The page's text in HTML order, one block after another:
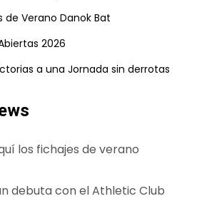
Verano Danok Bat
2026
a una Jornada sin derrotas
los fichajes de verano
debuta con el Athletic Club